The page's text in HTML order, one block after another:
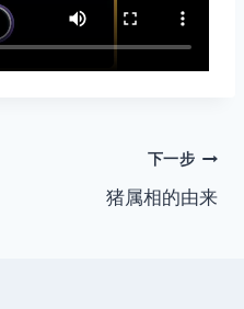
下一步
猪属相的由来